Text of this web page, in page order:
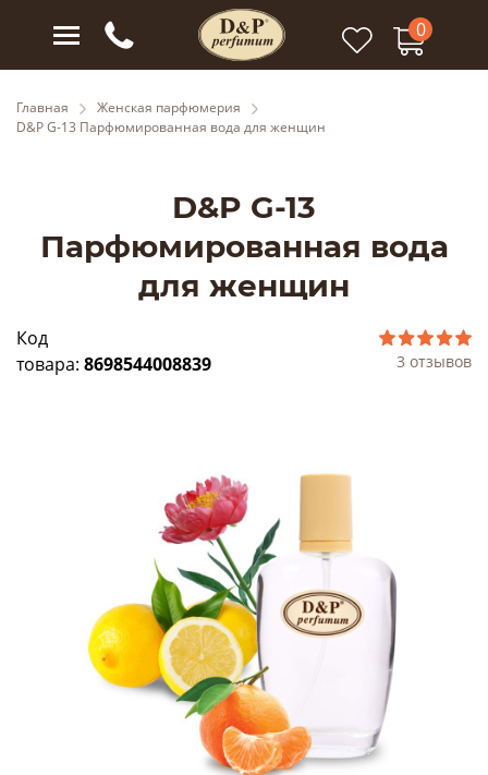
0
Главная
Женская парфюмерия
D&P G-13 Парфюмированная вода для женщин
D&P G-13
Парфюмированная вода
для женщин
Код
товара: 8698544008839 3 отзывов